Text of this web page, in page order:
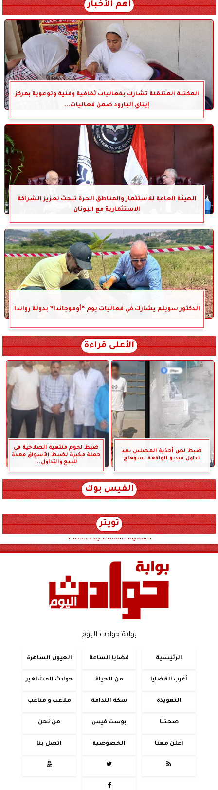
أهم الأخبار
المكتبة المتنقلة تشارك بفعاليات ثقافية وفنية وتوعوية بمركز
إيتاي البارود ضمن فعاليات...
الهيئة العامة للاستثمار والمناطق الحرة تبحث تعزيز الشراكة
الاستثمارية مع اليونان
الدكتور سويلم يشارك في فعاليات يوم “أوموجاندا” بدولة رواندا
الأعلى قراءة
ضبط لص أحذية المصلين بعد
تداول فيديو الواقعة بسوهاج
ضبط لحوم منتهية الصلاحية في
حملة مكبرة لضبط الأسواق معدة
للبيع والتداول...
الفيس بوك
تويتر
Tweets by hwadithalyoum
بوابة حوادث اليوم
الرئيسية قضايا الساعة العيون الساهرة
أغرب القضايا من الحياة حوادث المشاهير
التعويذة سكة الندامة ملاعب و متاعب
صحتنا بوست فيس من نحن
اعلن معنا الخصوصية اتصل بنا



